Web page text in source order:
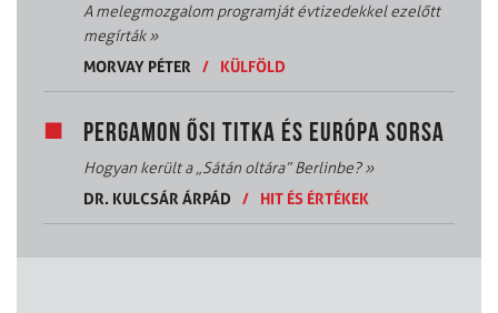
A melegmozgalom programját évtizedekkel ezelőtt
megírták»
MORVAY PÉTER
/ KÜLFÖLD
PERGAMON ŐSI TITKA ÉS EURÓPA SORSA
Hogyan került a „Sátán oltára” Berlinbe?»
DR. KULCSÁR ÁRPÁD
/ HIT ÉS ÉRTÉKEK